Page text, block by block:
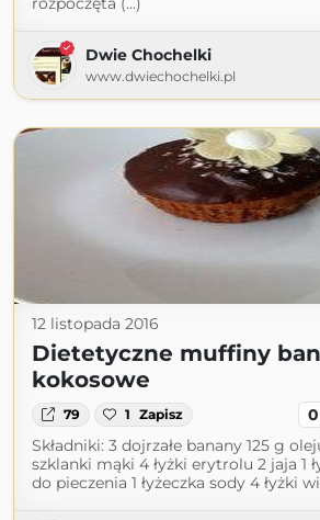
Dwie Chochelki
www.dwiechochelki.pl
12 listopada 2016
Dietetyczne muffiny
kokosowe
79 1 Zapisz 0
Składniki: 3 dojrzałe banany 125 g
szklanki mąki 4 łyżki erytrolu 2 jaja 1
do pieczenia 1 łyżeczka sody 4 łyżki